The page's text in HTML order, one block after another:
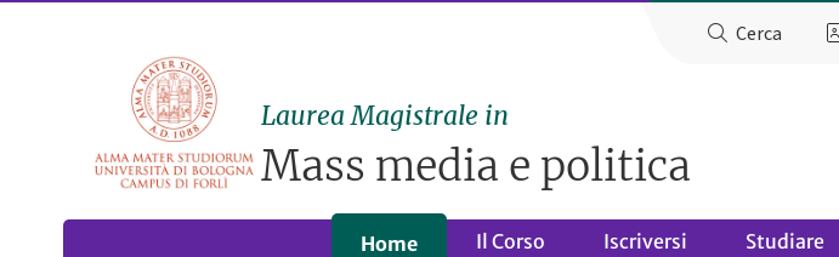
Cerca
Laurea Magistrale in
Mass media e politica
Home Il Corso Iscriversi Studiare